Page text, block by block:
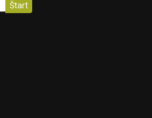
Štart